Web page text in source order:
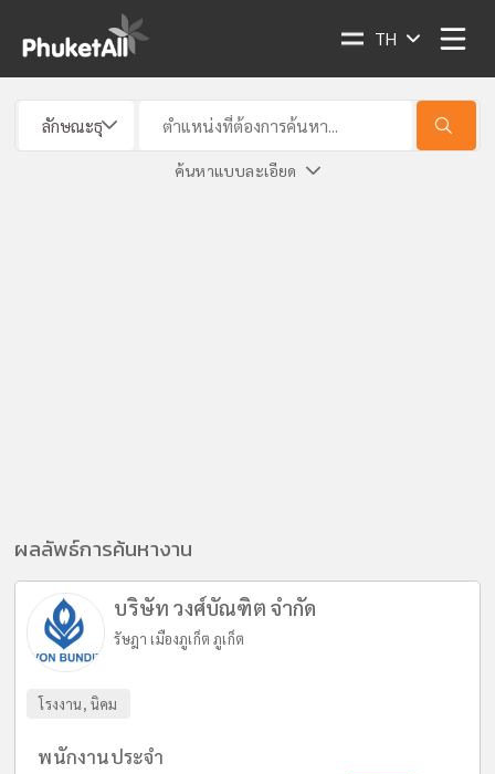
TH
ค้นหาแบบละเอียด
ผลลัพธ์การค้นหางาน
บริษัท วงศ์บัณฑิต จำกัด
รัษฎา เมืองภูเก็ต ภูเก็ต
โรงงาน, นิคม
พนักงานประจำ